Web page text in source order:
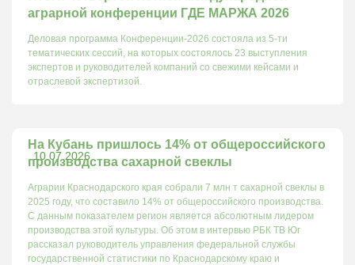
аграрной конференции ГДЕ МАРЖА 2026
Деловая программа Конференции-2026 состояла из 5-ти
тематических сессий, на которых состоялось 23 выступления
экспертов и руководителей компаний со свежими кейсами и
отраслевой экспертизой.
10.07.2026
На Кубань пришлось 14% от общероссийского
производства сахарной свеклы
Аграрии Краснодарского края собрали 7 млн т сахарной свеклы в
2025 году, что составило 14% от общероссийского производства.
С данным показателем регион является абсолютным лидером
производства этой культуры. Об этом в интервью РБК ТВ Юг
рассказал руководитель управления федеральной службы
государственной статистики по Краснодарскому краю и